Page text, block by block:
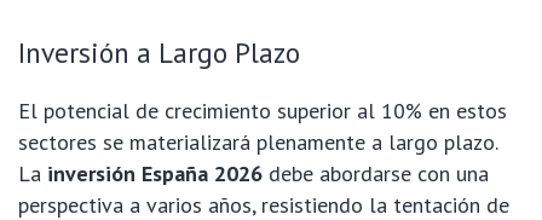
Inversión a Largo Plazo
El potencial de crecimiento superior al 10% en estos
sectores se materializará plenamente a largo plazo.
La inversión España 2026 debe abordarse con una
perspectiva a varios años, resistiendo la tentación de